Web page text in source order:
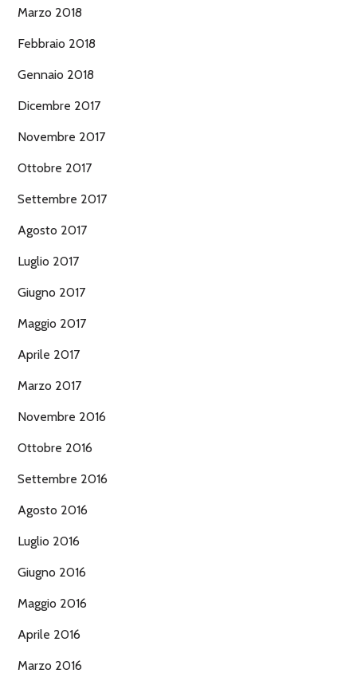
Marzo 2018
Febbraio 2018
Gennaio 2018
Dicembre 2017
Novembre 2017
Ottobre 2017
Settembre 2017
Agosto 2017
Luglio 2017
Giugno 2017
Maggio 2017
Aprile 2017
Marzo 2017
Novembre 2016
Ottobre 2016
Settembre 2016
Agosto 2016
Luglio 2016
Giugno 2016
Maggio 2016
Aprile 2016
Marzo 2016